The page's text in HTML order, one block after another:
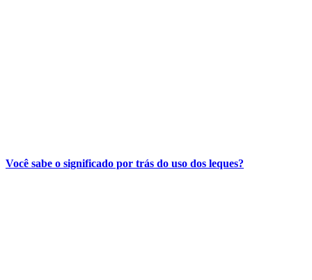
Você sabe o significado por trás do uso dos leques?